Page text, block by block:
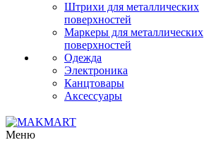
Штрихи для металлических
поверхностей
Маркеры для металлических
поверхностей
Одежда
Электроника
Канцтовары
Аксессуары
Меню